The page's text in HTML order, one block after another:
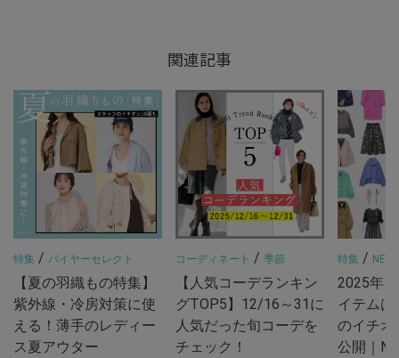
関連記事
特集 / バイヤーセレクト
【夏の羽織もの特集】
紫外線・冷房対策に使
える！薄手のレディー
ス夏アウター
コーディネート / 季節
【人気コーデランキン
グTOP5】12/16～31に
人気だった旬コーデを
チェック！
特集 / NEW
2025年
イテムは
のイチオ
公開｜